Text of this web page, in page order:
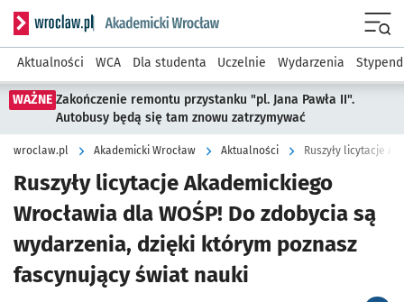
Serwis informacyjny wroclaw.pl podserwis: Akademicki
Aktualności WCA Dla studenta Uczelnie Wydarzenia
WAŻNE Zakończenie remontu przystanku "pl. Jana Pawła II".
Autobusy będą się tam znowu zatrzymywać
wroclaw.pl Akademicki Wrocław Aktualności
Ruszyły licytacje Akademickiego
Wrocławia dla WOŚP! Do zdobycia są
wydarzenia, dzięki którym poznasz
fascynujący świat nauki